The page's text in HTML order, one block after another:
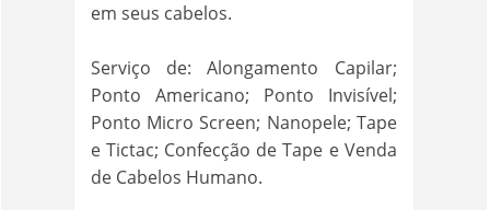
em seus cabelos.
Serviço de: Alongamento Capilar;
Ponto Americano; Ponto Invisível;
Ponto Micro Screen; Nanopele; Tape
e Tictac; Confecção de Tape e Venda
de Cabelos Humano.